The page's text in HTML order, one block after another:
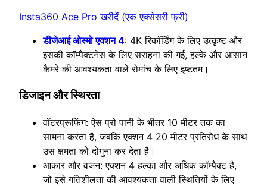
Insta360 Ace Pro खरीदें (एक एक्सेसरी फ्री)
डीजेआई ओस्मो एक्शन 4: 4K रिकॉर्डिंग के लिए उत्कृष्ट और
इसकी कॉम्पैक्टनेस के लिए सराहना की गई, हल्के और आसान
कैमरे की आवश्यकता वाले रोमांच के लिए इष्टतम।
डिजाइन और स्थिरता
वॉटरप्रूफिंग: ऐस प्रो पानी के भीतर 10 मीटर तक का
सामना करता है, जबकि एक्शन 4 20 मीटर प्रतिरोध के साथ
उस क्षमता को दोगुना कर देता है।
आकार और वजन: एक्शन 4 हल्का और अधिक कॉम्पैक्ट है,
जो इसे गतिशीलता की आवश्यकता वाली स्थितियों के लिए